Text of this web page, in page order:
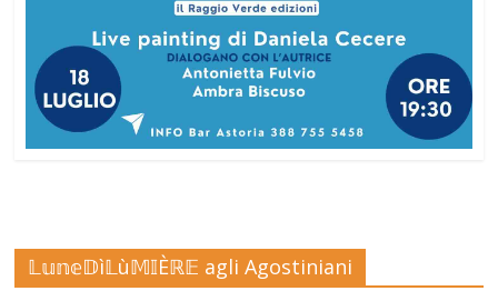
𝕃𝕦𝕟𝕖𝔻ì𝕃ù𝕄𝕀Èℝ𝔼 agli Agostiniani